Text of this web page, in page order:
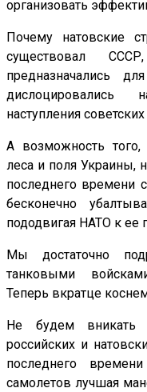
организовать
Почему натовские
существовал
предназначались
дислоцировались
наступления
А возможность
леса и поля Украины,
последнего времени
бесконечно
пододвигая НАТО к ее
Мы достаточно
танковыми
Теперь вкратце
Не будем вникать
российских и
последнего
самолетов лучшая